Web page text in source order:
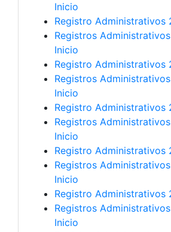
Inicio
Registro Administrativos
Registros
Inicio
Registro Administrativos
Registros
Inicio
Registro Administrativos
Registros
Inicio
Registro Administrativos
Registros
Inicio
Registro Administrativos
Registros
Inicio